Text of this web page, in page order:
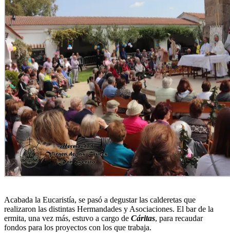
Acabada la Eucaristía, se pasó a degustar las calderetas que
realizaron las distintas Hermandades y Asociaciones. El bar de la
ermita, una vez más, estuvo a cargo de Cáritas, para recaudar
fondos para los proyectos con los que trabaja.